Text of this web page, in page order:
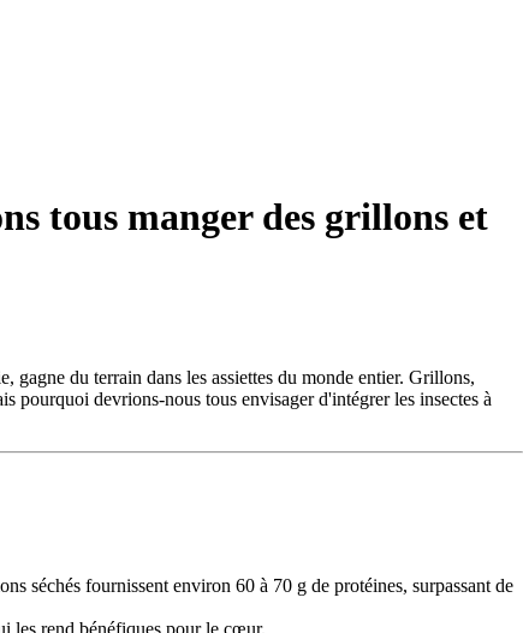
tous manger des grillons et
gagne du terrain dans les assiettes du monde entier. Grillons,
pourquoi devrions-nous tous envisager d'intégrer les insectes à
séchés fournissent environ 60 à 70 g de protéines, surpassant de
les rend bénéfiques pour le cœur.